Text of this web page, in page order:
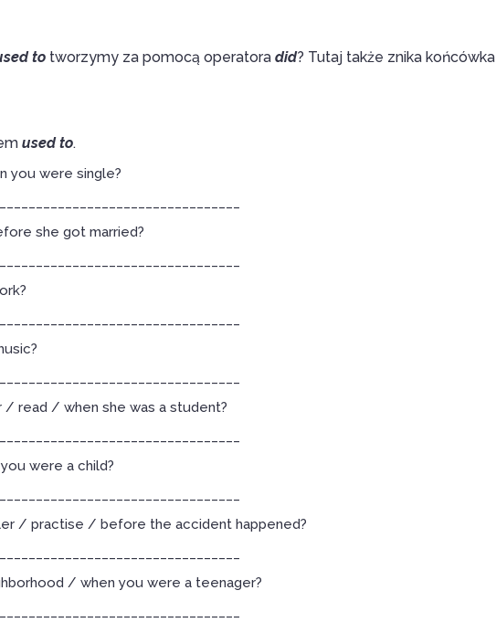
totworzymy za pomocą operatora did? Tutaj także znika końcówka
used to.
you were single?
she got married?
read / when she was a student?
were a child?
/ practise / before the accident happened?
/ when you were a teenager?